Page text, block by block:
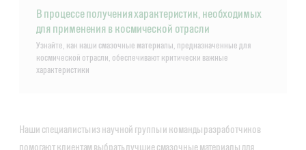
В процессе получения характеристик, необходимых
для применения в космической отрасли
Узнайте, как наши смазочные материалы, предназначенные для
космической отрасли, обеспечивают критически важные
характеристики
Наши специалисты из научной группы и команды разработчиков
помогают клиентам выбрать лучшие смазочные материалы для